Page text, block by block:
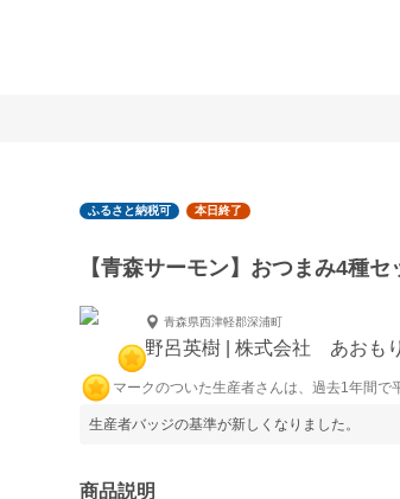
ふるさと納税可 本日終了
【青森サーモン】おつまみ4種セ
青森県西津軽郡深浦町
野呂英樹 | 株式会社 あおも
マークのついた生産者さんは、過去1年間で
生産者バッジの基準が新しくなりました。
商品説明